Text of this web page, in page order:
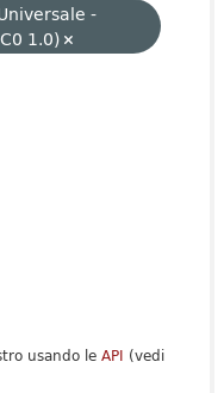
-
1.0)
usando le API (vedi